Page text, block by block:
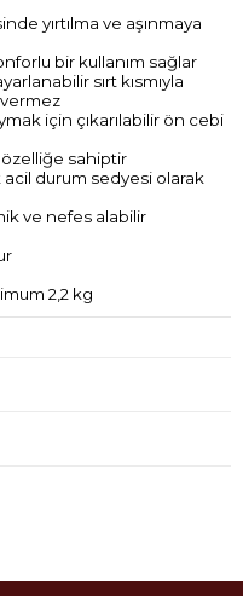
yırtılma ve aşınmaya
bir kullanım sağlar
sırt kısmıyla
vermez
için çıkarılabilir ön cebi
özelliğe sahiptir
acil durum sedyesi olarak
ve nefes alabilir
2,2 kg